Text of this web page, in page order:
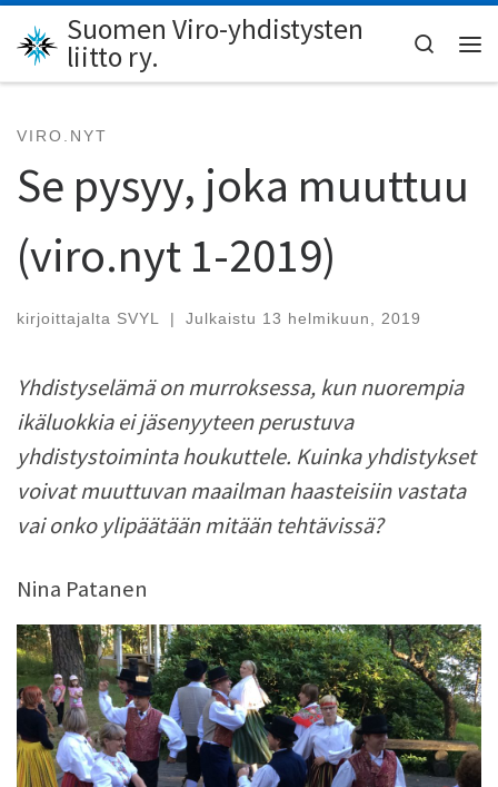
Skip to content
Suomen Viro-yhdistysten
liitto ry.
Search
VIRO.NYT
Se pysyy, joka muuttuu
(viro.nyt 1-2019)
kirjoittajalta SVYL | Julkaistu 13 helmikuun, 2019
Yhdistyselämä on murroksessa, kun nuorempia
ikäluokkia ei jäsenyyteen perustuva
yhdistystoiminta houkuttele. Kuinka yhdistykset
voivat muuttuvan maailman haasteisiin vastata
vai onko ylipäätään mitään tehtävissä?
Nina Patanen